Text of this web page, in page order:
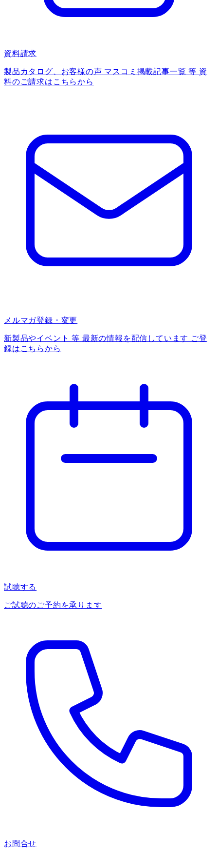
資料請求
製品カタログ、お客様の声 マスコミ掲載記事一覧 等 資
料のご請求はこちらから
メルマガ登録・変更
新製品やイベント 等 最新の情報を配信しています ご登
録はこちらから
試聴する
ご試聴のご予約を承ります
お問合せ